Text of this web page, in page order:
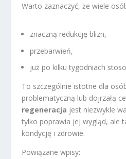
Warto zaznaczyć, że wiele
znaczną redukcję blizn,
przebarwień,
już po kilku tygodniach
To szczególnie istotne dla
problematyczną lub dojrzałą
regeneracja jest niezwykle
tylko poprawia jej wygląd, ale
kondycję i zdrowie.
Powiązane wpisy: